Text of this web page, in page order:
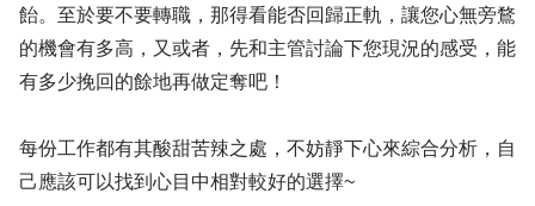
飴。至於要不要轉職，那得看能否回歸正軌，讓您心無旁鶩
的機會有多高，又或者，先和主管討論下您現況的感受，能
有多少挽回的餘地再做定奪吧！
每份工作都有其酸甜苦辣之處，不妨靜下心來綜合分析，自
己應該可以找到心目中相對較好的選擇~